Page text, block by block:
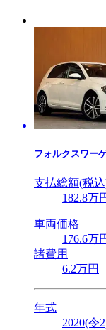
フォルクスワー
支払総額(税
182.8万
車両価格
176.6万
諸費用
6.2万円
年式
2020(令